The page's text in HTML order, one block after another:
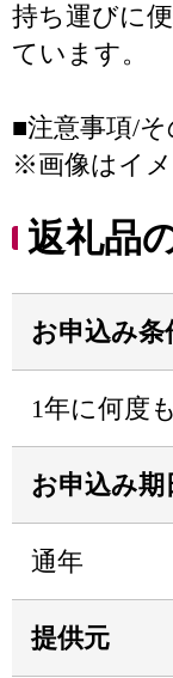
持ち運びに
ています。
■注意事項/
※画像はイメ
返礼品
お申込み条
1年に何度
お申込み期
通年
提供元